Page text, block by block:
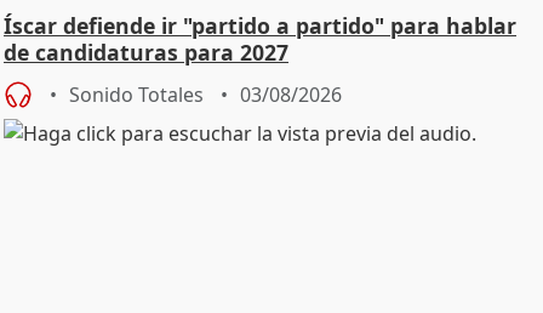
Íscar defiende ir "partido a partido" para hablar
de candidaturas para 2027
Sonido Totales 03/08/2026